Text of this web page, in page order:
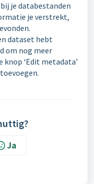
je databestanden
je verstrekt,
dataset hebt
om nog meer
‘Edit metadata’
Ja